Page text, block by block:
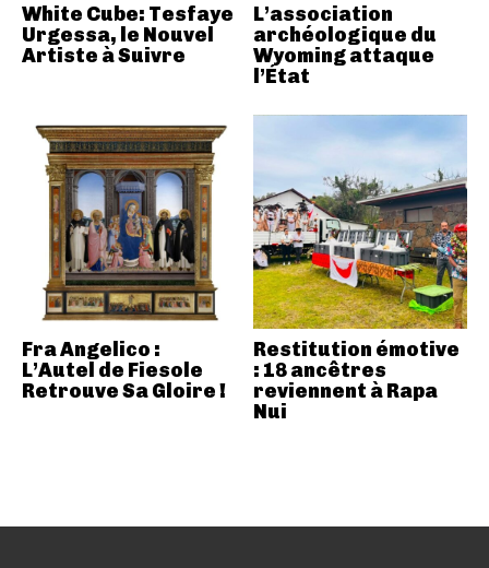
White Cube: Tesfaye
Urgessa, le Nouvel
Artiste à Suivre
L’association
archéologique du
Wyoming attaque
l’État
Fra Angelico :
L’Autel de Fiesole
Retrouve Sa Gloire !
Restitution émotive
: 18 ancêtres
reviennent à Rapa
Nui